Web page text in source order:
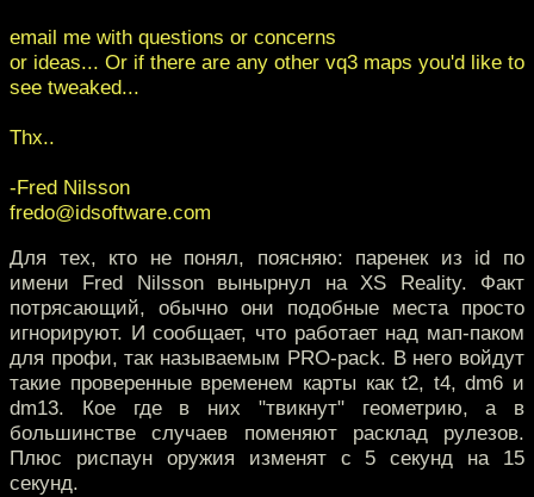
email me with questions or concerns
or ideas... Or if there are any other vq3 maps you'd like to
see tweaked...
Thx..
-Fred Nilsson
fredo@idsoftware.com
Для тех, кто не понял, поясняю: паренек из id по
имени Fred Nilsson вынырнул на XS Reality. Факт
потрясающий, обычно они подобные места просто
игнорируют. И сообщает, что работает над мап-паком
для профи, так называемым PRO-pack. В него войдут
такие проверенные временем карты как t2, t4, dm6 и
dm13. Кое где в них "твикнут" геометрию, а в
большинстве случаев поменяют расклад рулезов.
Плюс риспаун оружия изменят с 5 секунд на 15
секунд.